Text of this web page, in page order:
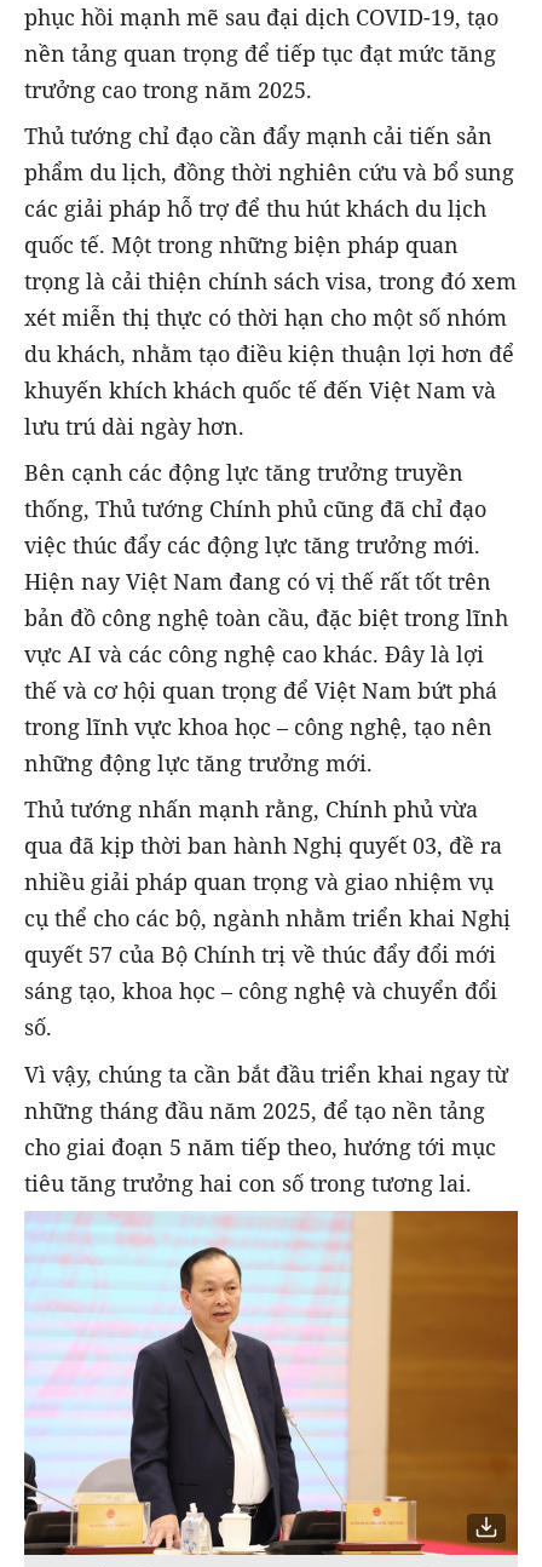
phục hồi mạnh mẽ sau đại dịch COVID-19, tạo
nền tảng quan trọng để tiếp tục đạt mức tăng
trưởng cao trong năm 2025.
Thủ tướng chỉ đạo cần đẩy mạnh cải tiến sản
phẩm du lịch, đồng thời nghiên cứu và bổ sung
các giải pháp hỗ trợ để thu hút khách du lịch
quốc tế. Một trong những biện pháp quan
trọng là cải thiện chính sách visa, trong đó xem
xét miễn thị thực có thời hạn cho một số nhóm
du khách, nhằm tạo điều kiện thuận lợi hơn để
khuyến khích khách quốc tế đến Việt Nam và
lưu trú dài ngày hơn.
Bên cạnh các động lực tăng trưởng truyền
thống, Thủ tướng Chính phủ cũng đã chỉ đạo
việc thúc đẩy các động lực tăng trưởng mới.
Hiện nay Việt Nam đang có vị thế rất tốt trên
bản đồ công nghệ toàn cầu, đặc biệt trong lĩnh
vực AI và các công nghệ cao khác. Đây là lợi
thế và cơ hội quan trọng để Việt Nam bứt phá
trong lĩnh vực khoa học – công nghệ, tạo nên
những động lực tăng trưởng mới.
Thủ tướng nhấn mạnh rằng, Chính phủ vừa
qua đã kịp thời ban hành Nghị quyết 03, đề ra
nhiều giải pháp quan trọng và giao nhiệm vụ
cụ thể cho các bộ, ngành nhằm triển khai Nghị
quyết 57 của Bộ Chính trị về thúc đẩy đổi mới
sáng tạo, khoa học – công nghệ và chuyển đổi
số.
Vì vậy, chúng ta cần bắt đầu triển khai ngay từ
những tháng đầu năm 2025, để tạo nền tảng
cho giai đoạn 5 năm tiếp theo, hướng tới mục
tiêu tăng trưởng hai con số trong tương lai.